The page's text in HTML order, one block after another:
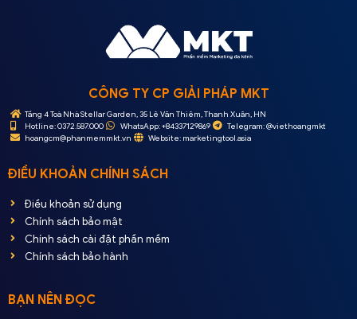
CÔNG TY CP GIẢI PHÁP MKT
Tầng 4 Toà Nhà Stellar Garden, 35 Lê Văn Thiêm, Thanh Xuân, HN
Hotline: 0372.587.000
WhatsApp: +84337129869
Telegram: @viethoangmkt
hoangcm@phanmemmkt.vn
Website: marketingtool.asia
ĐIỀU KHOẢN CHÍNH SÁCH
Điều khoản sử dụng
Chính sách bảo mật
Chính sách cài đặt phần mềm
Chính sách bảo hành
BẠN NÊN ĐỌC